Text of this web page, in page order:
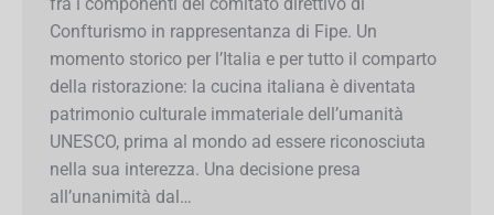
comparto della ristorazione: la cucina italiana è
diventata patrimonio culturale immateriale
dell’umanità UNESCO, prima al mondo ad essere
riconosciuta nella sua interezza. Una decisione
presa all’unanimità dal…